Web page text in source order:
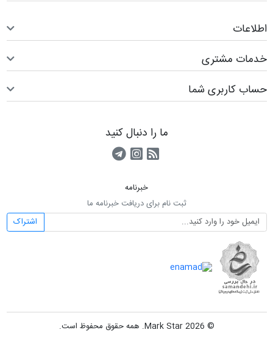
اطلاعات
خدمات مشتری
حساب کاربری شما
ما را دنبال کنید
RSSکانال آپارات
کانال تلگرام
خبرنامه
ثبت نام برای دریافت خبرنامه ما
اشتراک
© 2026 Mark Star. همه حقوق محفوظ است.